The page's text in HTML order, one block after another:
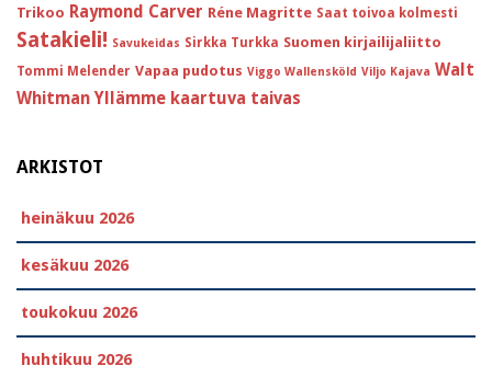
Trikoo Raymond Carver Réne Magritte Saat toivoa kolmesti
Satakieli! Savukeidas Sirkka Turkka Suomen kirjailijaliitto
Tommi Melender Vapaa pudotus Viggo Wallensköld Viljo Kajava Walt
Whitman Yllämme kaartuva taivas
ARKISTOT
heinäkuu 2026
kesäkuu 2026
toukokuu 2026
huhtikuu 2026